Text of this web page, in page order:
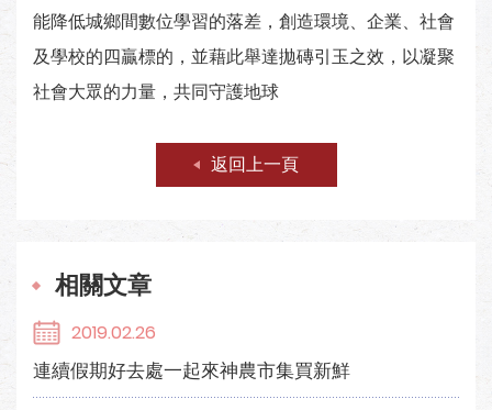
能降低城鄉間數位學習的落差，創造環境、企業、社會
及學校的四贏標的，並藉此舉達拋磚引玉之效，以凝聚
社會大眾的力量，共同守護地球
返回上一頁
相關文章
2019.02.26
連續假期好去處一起來神農市集買新鮮